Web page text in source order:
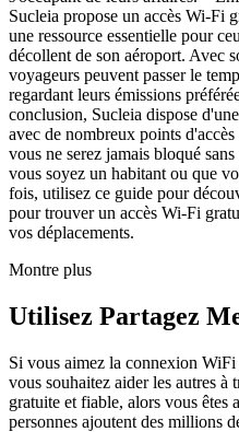
Sucleia propose un accès Wi-Fi
une ressource essentielle pour
décollent de son aéroport. Avec
voyageurs peuvent passer le
regardant leurs émissions
conclusion, Sucleia dispose
avec de nombreux points
vous ne serez jamais bloqué
vous soyez un habitant ou que
fois, utilisez ce guide pour
pour trouver un accès Wi-Fi
vos déplacements.
Montre plus
Utilisez Partagez
Si vous aimez la connexion
vous souhaitez aider les autres
gratuite et fiable, alors vous êtes
personnes ajoutent des millions